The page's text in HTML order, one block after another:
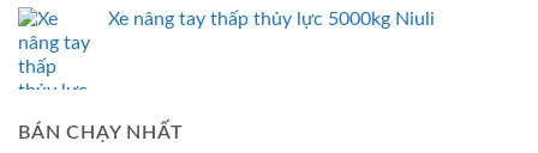
Xe nâng tay thấp thủy lực 5000kg Niuli
BÁN CHẠY NHẤT